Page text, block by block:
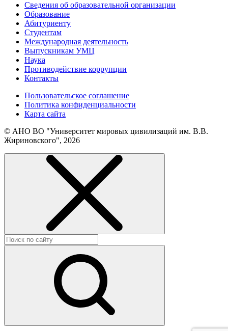
Сведения об образовательной организации
Образование
Абитуриенту
Студентам
Международная деятельность
Выпускникам УМЦ
Наука
Противодействие коррупции
Контакты
Пользовательское соглашение
Политика конфиденциальности
Карта сайта
© АНО ВО "Университет мировых цивилизаций им. В.В.
Жириновского", 2026